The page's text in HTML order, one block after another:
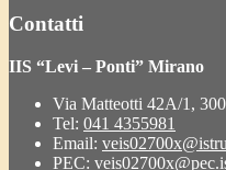
Contatti
IIS “Levi – Ponti” Mirano
Via Matteotti 42A/1,
Tel: 041 4355981
Email:
PEC: